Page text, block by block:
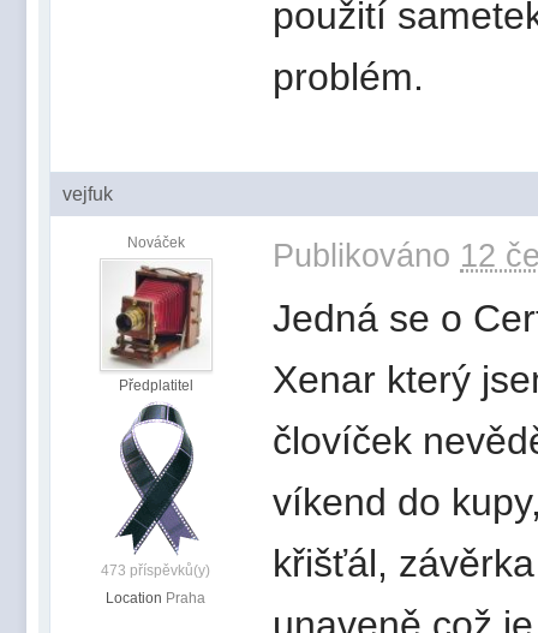
použití
problém.
vejfuk
Nováček
Předplatitel
473 příspěvků(y)
Location Praha
Publikováno 12
Jedná se o
Xenar který
človíček
víkend do
křišťál,